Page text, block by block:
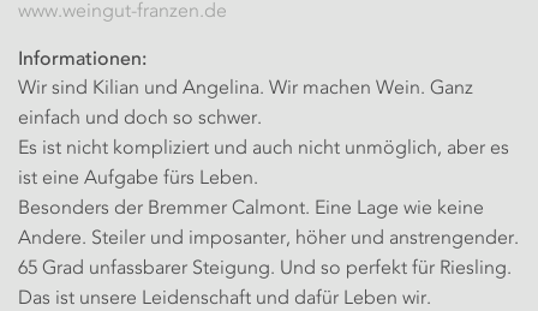
www.weingut-franzen.de
Informationen:
Wir sind Kilian und Angelina. Wir machen Wein. Ganz
einfach und doch so schwer.
Es ist nicht kompliziert und auch nicht unmöglich, aber es
ist eine Aufgabe fürs Leben.
Besonders der Bremmer Calmont. Eine Lage wie keine
Andere. Steiler und imposanter, höher und anstrengender.
65 Grad unfassbarer Steigung. Und so perfekt für Riesling.
Das ist unsere Leidenschaft und dafür Leben wir.